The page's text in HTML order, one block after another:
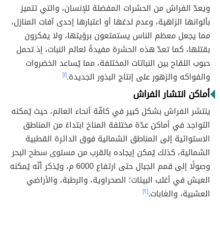
ويعدّ الفراش من الحشرات المفضلة للإنسان، والتي تتميز
بألوانها الزاهية، وعدم لدغها أو اعتبارها إحدى آفات المنازل،
مما يجعل معظم الناس يستمتعون برؤيتها، ولا يفكرون
بقتلها، كما تعدّ هذه الحشرة مفيدةً لعالم النبات، إذ تحمل
حبوب اللقاح بين النباتات المختلفة، مما يُساعد الخضروات
والفواكه والزهور على إنتاج البذور الجديدة.[١]
أماكن انتشار الفراش
ينتشر الفراش بشكل كبير في كافّة أنحاء العالم، حيث يُمكنه
التواجد في أماكن عدّة مختلفة المناخ ابتداءً من المناطق
الاستوائية إلى المناطق الشمالية فوق الدائرة القطبية
الشمالية، كذلك يُمكن إيجاده بالقرب من مستوى سطح البحر
وصولًا إلى قمم الجبال حتى ارتفاع 6000 م، ويُذكر أنّه يُمكنه
العيش في أغلب البيئات؛ الصحراوية، والرطبة، والأراضي
العشبية، والغابات.[٢]